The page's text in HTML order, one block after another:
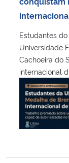
Estudantes
Universidade
Cachoeira do
internacional